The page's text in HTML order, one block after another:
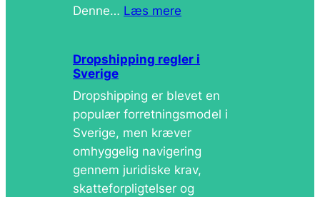
Denne… Læs mere
Dropshipping regler i
Sverige
Dropshipping er blevet en
populær forretningsmodel i
Sverige, men kræver
omhyggelig navigering
gennem juridiske krav,
skatteforpligtelser og